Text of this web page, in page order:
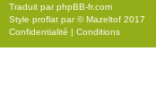
Traduit parphpBB-fr.com
Style proflat par ©Mazeltof 2017
Confidentialité | Conditions